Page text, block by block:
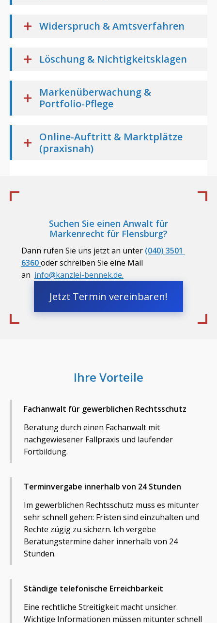
Widerspruch & Amtsverfahren
Löschung & Nichtigkeitsklagen
Markenüberwachung &
Portfolio-Pflege
Online-Auftritt & Marktplätze
(praxisnah)
Suchen Sie einen Anwalt für
Markenrecht für Flensburg?
Dann rufen Sie uns jetzt an unter (040) 3501
6360 oder schreiben Sie eine Mail
an info@kanzlei-bennek.de.
Jetzt Termin vereinbaren!
Ihre Vorteile
Fachanwalt für gewerblichen Rechtsschutz
Beratung durch einen Fachanwalt mit
nachgewiesener Fallpraxis und laufender
Fortbildung.
Terminvergabe innerhalb von 24 Stunden
Im gewerblichen Rechtsschutz muss es mitunter
sehr schnell gehen: Fristen sind einzuhalten und
Rechte zügig zu sichern. Ich vergebe
Beratungstermine daher innerhalb von 24
Stunden.
Ständige telefonische Erreichbarkeit
Eine rechtliche Streitigkeit macht unsicher.
Wichtige Informationen müssen mitunter schnell